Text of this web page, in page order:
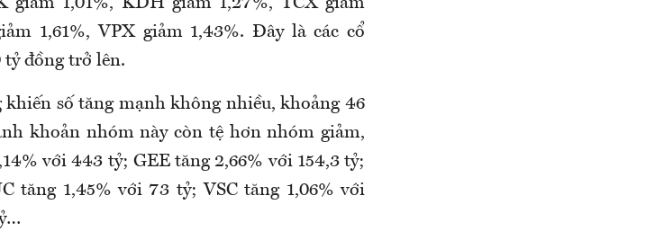
1,61%, VPX giảm 1,43%. Đây là các cổ
đồng trở lên.
số tăng mạnh không nhiều, khoảng 46
khoản nhóm này còn tệ hơn nhóm giảm,
với 443 tỷ; GEE tăng 2,66% với 154,3 tỷ;
tăng 1,45% với 73 tỷ; VSC tăng 1,06% với